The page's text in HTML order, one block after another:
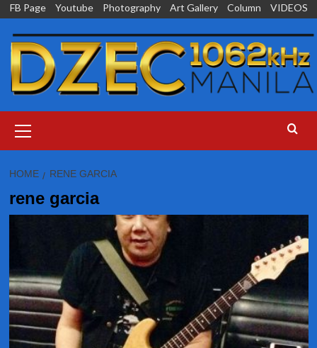
Skip
content
FB Page Youtube Photography Art Gallery Column VIDEOS
Menu
HOME RENE GARCIA
rene garcia